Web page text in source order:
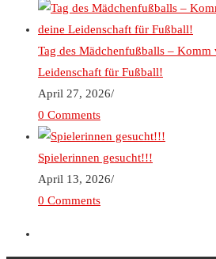
Tag des Mädchenfußballs –
Leidenschaft für Fußball!
April 27, 2026/
0 Comments
Spielerinnen gesucht!!!
April 13, 2026/
0 Comments